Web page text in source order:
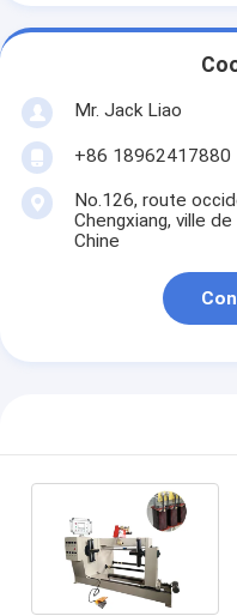
Mr. Jack Liao
+86 18962417880
No.126, route
Chengxiang, ville
Chine